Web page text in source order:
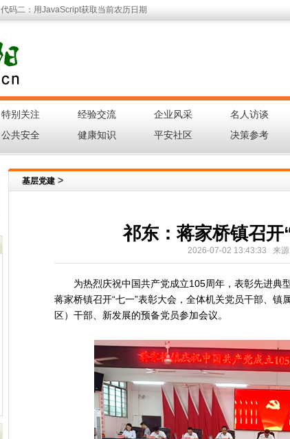
代码二：用JavaScript获取当前农历日期
特别关注 经验交流 企业风采 名人访谈
公共安全 健康知识 平安社区 决策参考
基层党建 >
祁东：蒋家桥镇召开
2026-07-02 13:43:33 来
为热烈庆祝中国共产党成立105周年，表彰先进典
蒋家桥镇召开“七一”表彰大会，全体机关党员干部、镇
区）干部、新发展的预备党员参加会议。